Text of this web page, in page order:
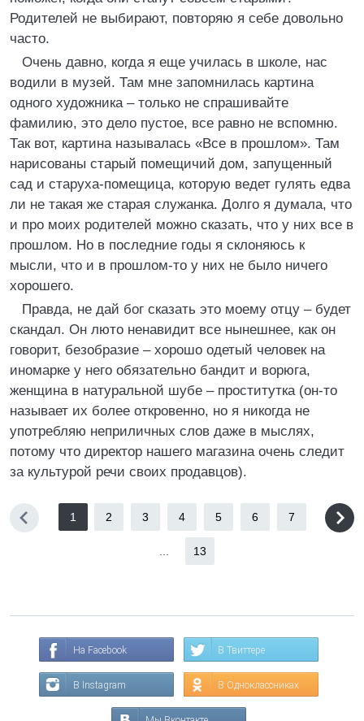
Родителей не выбирают, повторяю я себе довольно
часто.
Очень давно, когда я еще училась в школе, нас
водили в музей. Там мне запомнилась картина
одного художника – только не спрашивайте
фамилию, это дело пустое, все равно не вспомню.
Так вот, картина называлась «Все в прошлом». Там
нарисованы старый помещичий дом, запущенный
сад и старуха-помещица, которую ведет гулять едва
ли не такая же старая служанка. Долго я думала, что
и про моих родителей можно сказать, что у них все в
прошлом. Но в последние годы я склоняюсь к
мысли, что и в прошлом-то у них не было ничего
хорошего.
Правда, не дай бог сказать это моему отцу – будет
скандал. Он люто ненавидит все нынешнее, как он
говорит, безобразие – хорошо одетый человек на
иномарке у него обязательно бандит и ворюга,
женщина в натуральной шубе – проститутка (он-то
называет их более откровенно, но я никогда не
употребляю неприличных слов даже в мыслях,
потому что директор нашего магазина очень следит
за культурой речи своих продавцов).
1 2 3 4 5 6 7
13
На Facebook В Твиттере
В Instagram В Одноклассниках